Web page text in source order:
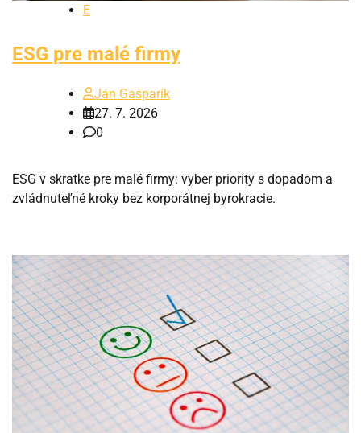
E
ESG pre malé firmy
Ján Gašparík
27. 7. 2026
0
ESG v skratke pre malé firmy: vyber priority s dopadom a
zvládnuteľné kroky bez korporátnej byrokracie.